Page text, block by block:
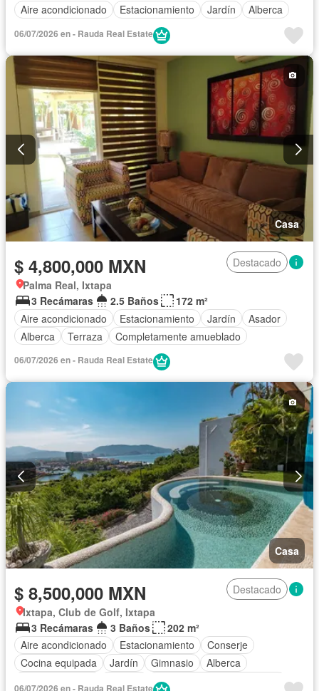
Aire acondicionado
Estacionamiento Jardín Alberca
06/07/2026 en - Rauda Real Estate
Casa
$ 4,800,000 MXN
Destacado
Palma Real, Ixtapa
3 Recámaras
2.5 Baños
172 m²
Aire acondicionado
Estacionamiento Jardín
Asador
Alberca
Terraza Completamente amueblado
06/07/2026 en - Rauda Real Estate
Casa
$ 8,500,000 MXN
Destacado
Ixtapa, Club de Golf, Ixtapa
3 Recámaras
3 Baños
202 m²
Aire acondicionado
Estacionamiento
Conserje
Cocina equipada
Jardín Gimnasio
Alberca
Completamente amueblado
06/07/2026 en - Rauda Real Estate